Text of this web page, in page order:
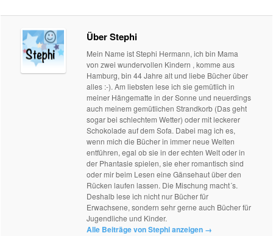
Über Stephi
Mein Name ist Stephi Hermann, ich bin Mama
von zwei wundervollen Kindern , komme aus
Hamburg, bin 44 Jahre alt und liebe Bücher über
alles :-). Am liebsten lese ich sie gemütlich in
meiner Hängematte in der Sonne und neuerdings
auch meinem gemütlichen Strandkorb (Das geht
sogar bei schlechtem Wetter) oder mit leckerer
Schokolade auf dem Sofa. Dabei mag ich es,
wenn mich die Bücher in immer neue Welten
entführen, egal ob sie in der echten Welt oder in
der Phantasie spielen, sie eher romantisch sind
oder mir beim Lesen eine Gänsehaut über den
Rücken laufen lassen. Die Mischung macht´s.
Deshalb lese ich nicht nur Bücher für
Erwachsene, sondern sehr gerne auch Bücher für
Jugendliche und Kinder.
Alle Beiträge von Stephi anzeigen →